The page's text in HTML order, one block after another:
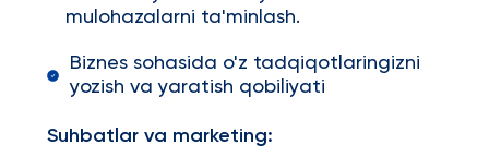
mulohazalarni ta'minlash.
Biznes sohasida o'z tadqiqotlaringizni
yozish va yaratish qobiliyati
Suhbatlar va marketing: